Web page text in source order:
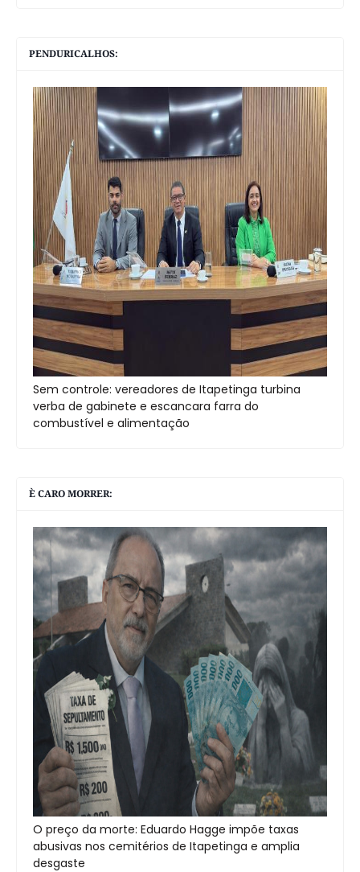
PENDURICALHOS:
Sem controle: vereadores de Itapetinga turbina
verba de gabinete e escancara farra do
combustível e alimentação
È CARO MORRER:
O preço da morte: Eduardo Hagge impõe taxas
abusivas nos cemitérios de Itapetinga e amplia
desgaste